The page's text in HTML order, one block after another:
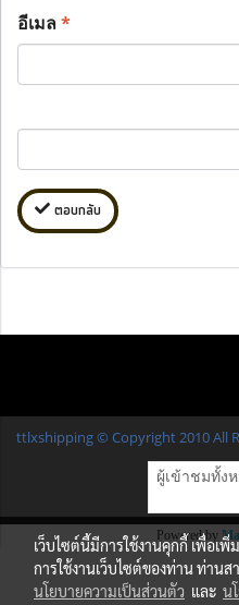
อีเมล*
ตอบกลับ
ttlxshipping © Copyright 2010 All
ผู้เข้าชมวัน
Powered by
เว็บไซต์นี้มีการใช้งานคุกกี้ เพื่อ
การใช้งานเว็บไซต์ของท่าน ท่าน
นโยบายความเป็นส่วนตัว และ น